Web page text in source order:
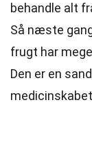
behandle alt
Så næste
frugt har
Den er en